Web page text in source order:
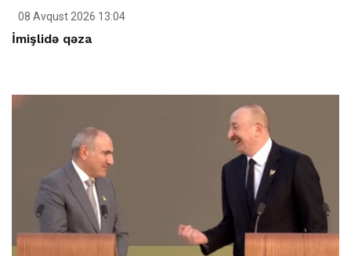
08 Avqust 2026 13:04
İmişlidə qəza